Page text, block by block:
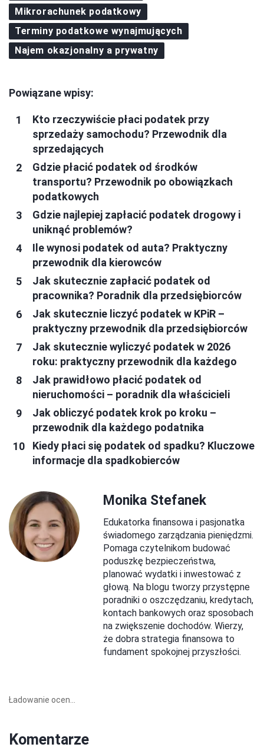
Mikrorachunek podatkowy
Terminy podatkowe wynajmujących
Najem okazjonalny a prywatny
Powiązane wpisy:
Kto rzeczywiście płaci podatek przy
sprzedaży samochodu? Przewodnik dla
sprzedających
Gdzie płacić podatek od środków
transportu? Przewodnik po obowiązkach
podatkowych
Gdzie najlepiej zapłacić podatek drogowy i
uniknąć problemów?
Ile wynosi podatek od auta? Praktyczny
przewodnik dla kierowców
Jak skutecznie zapłacić podatek od
pracownika? Poradnik dla przedsiębiorców
Jak skutecznie liczyć podatek w KPiR –
praktyczny przewodnik dla przedsiębiorców
Jak skutecznie wyliczyć podatek w 2026
roku: praktyczny przewodnik dla każdego
Jak prawidłowo płacić podatek od
nieruchomości – poradnik dla właścicieli
Jak obliczyć podatek krok po kroku –
przewodnik dla każdego podatnika
Kiedy płaci się podatek od spadku? Kluczowe
informacje dla spadkobierców
Monika Stefanek
Edukatorka finansowa i pasjonatka
świadomego zarządzania pieniędzmi.
Pomaga czytelnikom budować
poduszkę bezpieczeństwa,
planować wydatki i inwestować z
głową. Na blogu tworzy przystępne
poradniki o oszczędzaniu, kredytach,
kontach bankowych oraz sposobach
na zwiększenie dochodów. Wierzy,
że dobra strategia finansowa to
fundament spokojnej przyszłości.
Ładowanie ocen...
Komentarze